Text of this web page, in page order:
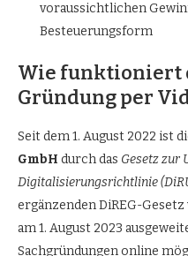
voraussichtlichen
Besteuerungsform
Wie funktioniert
Gründung per
Seit dem 1. August 2022 ist
GmbH durch das Gesetz zur
Digitalisierungsrichtlinie
ergänzenden DiREG-
am 1. August 2023
Sachgründungen online